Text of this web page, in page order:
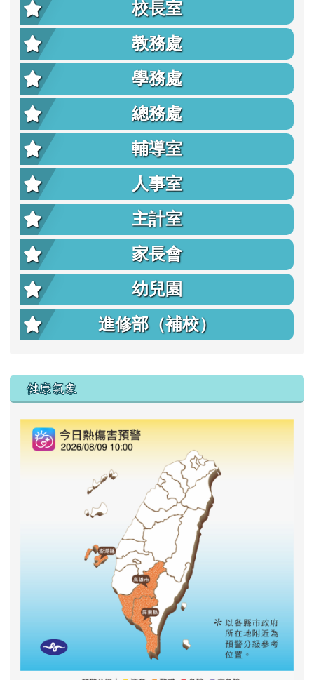
校長室
教務處
學務處
總務處
輔導室
人事室
主計室
家長會
幼兒園
進修部（補校）
右邊區域內容
健康氣象